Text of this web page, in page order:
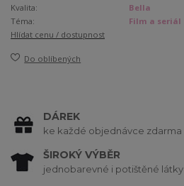
Kvalita:
Bella
Téma:
Film a seriál
Hlídat cenu / dostupnost
Do oblíbených
DÁREK
ke každé objednávce zdarma
ŠIROKÝ VÝBĚR
jednobarevné i potištěné látky